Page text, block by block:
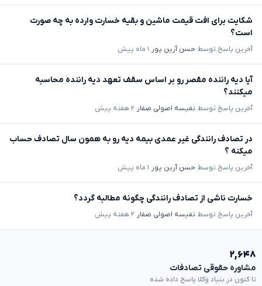
شکایت برای افت قیمت ماشین و بقیه خسارت وارده به چه صورت
است؟
آخرین پاسخ توسط حسن آرین پور ۱ ماه پیش
آیا دیه راننده مقصر رو بر اساس سقف تعهد دیه راننده محاسبه
میکنند؟
آخرین پاسخ توسط نفیسه اصولی صفار ۲ هفته پیش
در تصادف رانندگی غیر عمدی بیمه دیه رو به همون سال تصادف حساب
میکنه ؟
آخرین پاسخ توسط حسن آرین پور ۱ ماه پیش
خسارت ناشی از تصادف رانندگی چگونه مطالبه گردد؟
آخرین پاسخ توسط نفیسه اصولی صفار ۲ هفته پیش
۲,۶۴۸
مشاوره حقوقی تصادفات
تا کنون در بنیاد وکلا پاسخ داده شده